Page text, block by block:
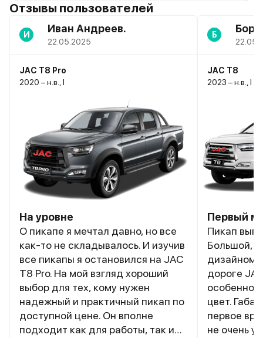
Отзывы пользователей
И Иван Андреев.
22.05.2025
JAC T8 Pro
2020 – н.в., I
На уровне
О пикапе я мечтал давно, но все
как-то не складывалось. И изучив
все пикапы я остановился на JAC
T8 Pro. На мой взгляд хороший
выбор для тех, кому нужен
надежный и практичный пикап по
доступной цене. Он вполне
подходит как для работы, так и
Б
JAC T8
2023 – н.в., I
Первый
Пикап
Большой,
дизайном
дороге
особенно
цвет.
первое
не очень